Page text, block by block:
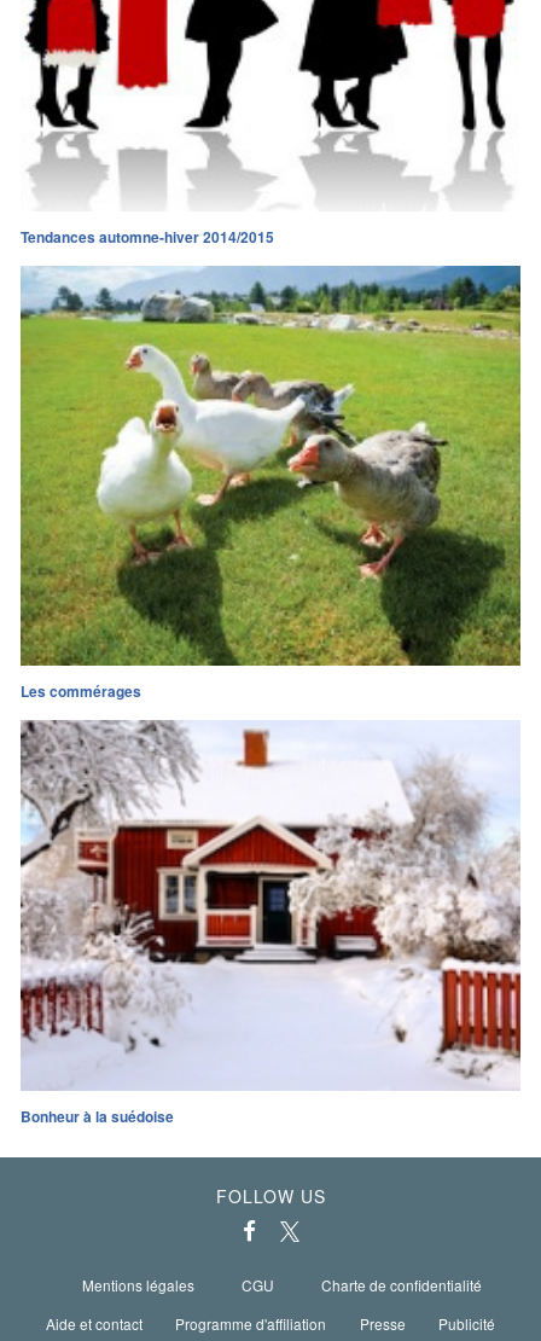
Tendances automne-hiver 2014/2015
Les commérages
Bonheur à la suédoise
FOLLOW US
Mentions légales CGU
Charte de confidentialité
Aide et contact
Programme d'affiliation Presse Publicité